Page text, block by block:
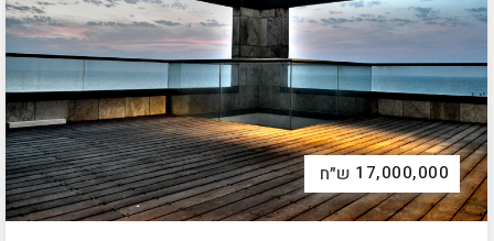
17,000,000 ש״ח